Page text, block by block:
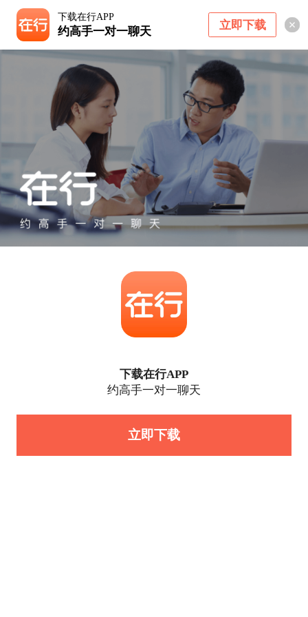
下载在行APP
约高手一对一聊天 立即下载
下载在行APP
约高手一对一聊天
立即下载